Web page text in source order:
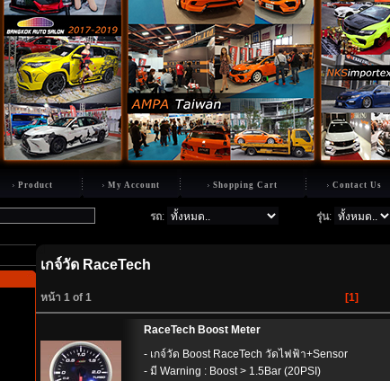
Product My Account Shopping Cart Contact Us
รถ: รุ่น:
เกจ์วัด RaceTech
หน้า 1 of 1 [1]
RaceTech Boost Meter
- เกจ์วัด Boost RaceTech วัดไฟฟ้า+Sensor
- มี Warning : Boost > 1.5Bar (20PSI)